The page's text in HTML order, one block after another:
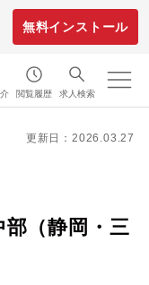
無料インストール
閲覧履歴 求人検索
更新日：2026.03.27
（静岡・三